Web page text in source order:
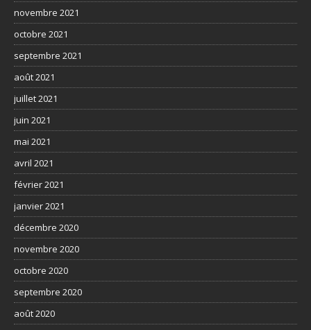
novembre 2021
octobre 2021
septembre 2021
août 2021
juillet 2021
juin 2021
mai 2021
avril 2021
février 2021
janvier 2021
décembre 2020
novembre 2020
octobre 2020
septembre 2020
août 2020